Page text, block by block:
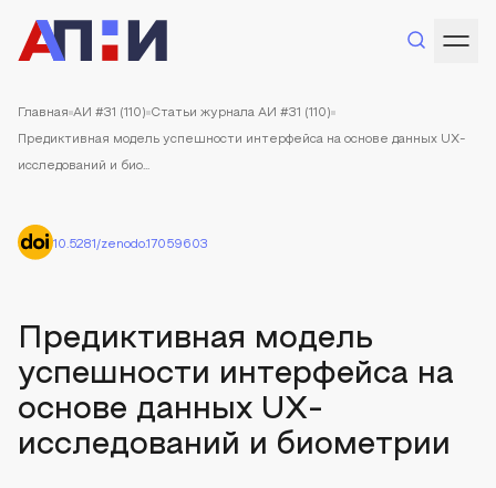
Главная АИ #31 (110) Статьи журнала АИ #31 (110)
Предиктивная модель успешности интерфейса на основе данных UX-
исследований и био...
10.5281/zenodo.17059603
Предиктивная модель
успешности интерфейса на
основе данных UX-
исследований и биометрии